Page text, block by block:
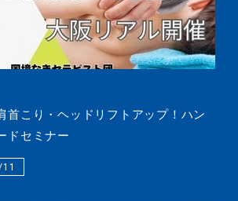
首こり・ヘッドリフトアップ！ハン
ドセミナー